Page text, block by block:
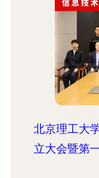
北京理工大
立大会暨第